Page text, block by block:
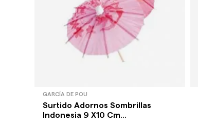
GARCÍA DE POU
Surtido Adornos Sombrillas
Indonesia 9 X10 Cm...